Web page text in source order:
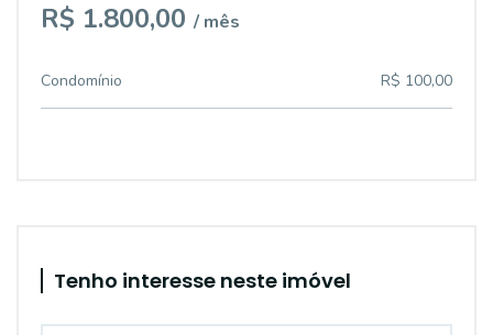
R$ 1.800,00 / mês
Condomínio R$ 100,00
Tenho interesse neste imóvel